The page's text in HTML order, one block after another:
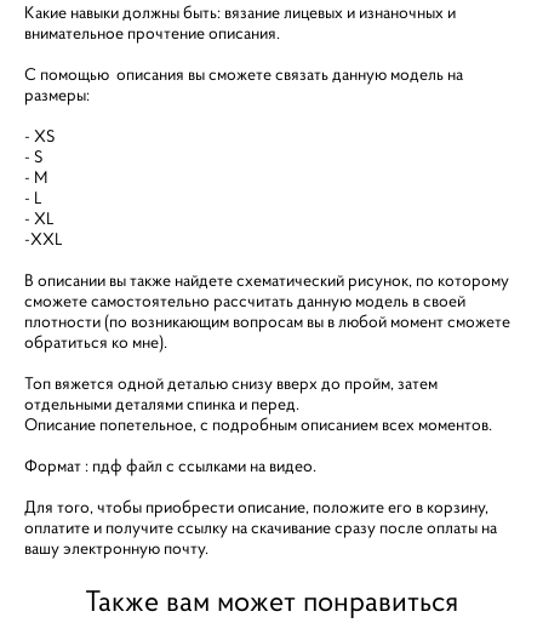
Какие навыки должны быть: вязание лицевых и изнаночных и
внимательное прочтение описания.
С помощью описания вы сможете связать данную модель на
размеры:
- XS
- S
- M
- L
- XL
-XXL
В описании вы также найдете схематический рисунок, по которому
сможете самостоятельно рассчитать данную модель в своей
плотности (по возникающим вопросам вы в любой момент сможете
обратиться ко мне).
Топ вяжется одной деталью снизу вверх до пройм, затем
отдельными деталями спинка и перед.
Описание попетельное, с подробным описанием всех моментов.
Формат : пдф файл с ссылками на видео.
Для того, чтобы приобрести описание, положите его в корзину,
оплатите и получите ссылку на скачивание сразу после оплаты на
вашу электронную почту.
Также вам может понравиться